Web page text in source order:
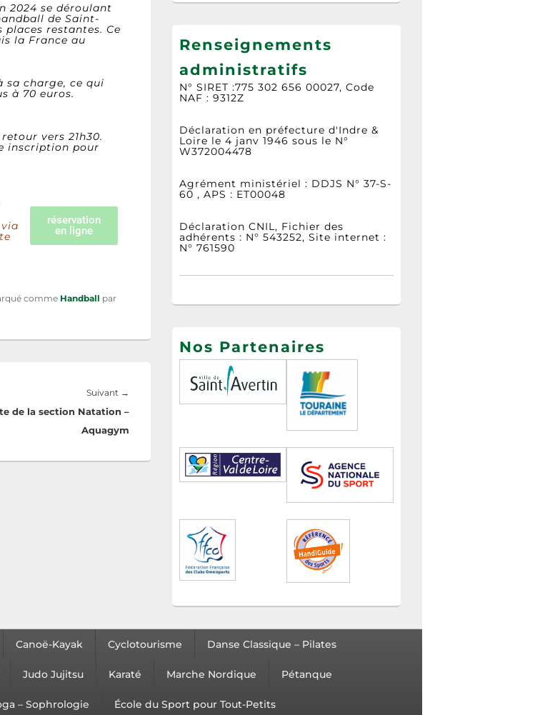
2024 se déroulant
de Saint-
places restantes. Ce
la France au
sa charge, ce qui
à 70 euros.
vers 21h30.
inscription pour
réservation
en ligne
comme Handball par
Suivant →
de la section Natation –
Aquagym
Renseignements
administratifs
N° SIRET :775 302 656 00027, Code
NAF : 9312Z
Déclaration en préfecture d'Indre &
Loire le 4 janv 1946 sous le N°
W372004478
Agrément ministériel : DDJS N° 37-S-
60 , APS : ET00048
Déclaration CNIL, Fichier des
adhérents : N° 543252, Site internet :
N° 761590
Nos Partenaires
Canoë-Kayak Cyclotourisme Danse Classique – Pilates
Judo Jujitsu Karaté Marche Nordique Pétanque
– Sophrologie École du Sport pour Tout-Petits